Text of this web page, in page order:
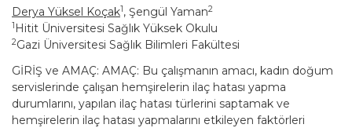
Derya Yüksel Koçak1, Şengül Yaman2
1 Hitit Üniversitesi Sağlık Yüksek Okulu
2Gazi Üniversitesi Sağlık Bilimleri Fakültesi
GİRİŞ ve AMAÇ: AMAÇ: Bu çalışmanın amacı, kadın doğum
servislerinde çalışan hemşirelerin ilaç hatası yapma
durumlarını, yapılan ilaç hatası türlerini saptamak ve
hemşirelerin ilaç hatası yapmalarını etkileyen faktörleri